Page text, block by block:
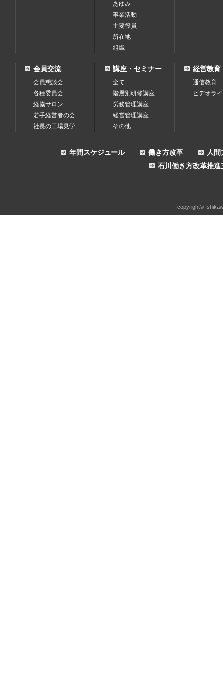
あゆみ
事業活動
主要役員
所在地
組織
会員交流
会員懇談会
各種委員会
経協サロン
若手経営者の会
社長の工場見学
講座・セミナー
全て
階層別研修講座
労務管理講座
経営管理講座
その他
経営教育
通信教育
ビデオラ
人
働き方改革
年間スケジュール
石川働き方改革推進
copyright©